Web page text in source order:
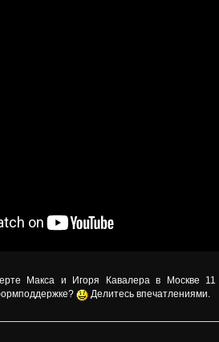
Макса и Игоря Кавалера в Москве
Делитесь впечатлениями.